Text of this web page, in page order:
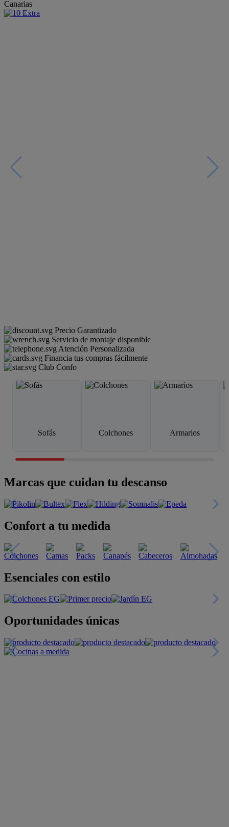
Canarias
Precio Garantizado
Servicio de montaje disponible
Atención Personalizada
Financia tus compras fácilmente
Club Confo
Sofás Colchones Armarios
Marcas que cuidan tu descanso
Confort a tu medida
Esenciales con estilo
Oportunidades únicas